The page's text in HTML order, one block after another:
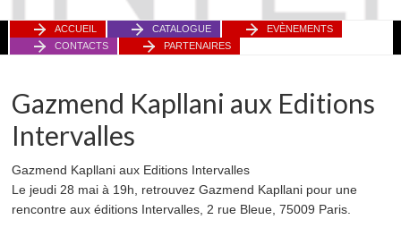
ACCUEIL CATALOGUE
EVÈNEMENTS
CONTACTS
PARTENAIRES
Gazmend Kapllani aux Editions
Intervalles
Gazmend Kapllani aux Editions Intervalles
Le jeudi 28 mai à 19h, retrouvez Gazmend Kapllani pour une
rencontre aux éditions Intervalles, 2 rue Bleue, 75009 Paris.